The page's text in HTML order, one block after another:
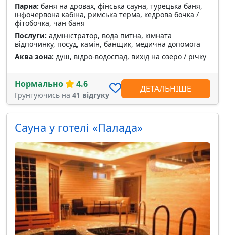
Парна: баня на дровах, фінська сауна, турецька баня,
інфочервона кабіна, римська терма, кедрова бочка /
фітобочка, чан баня
Послуги: адміністратор, вода питна, кімната
відпочинку, посуд, камін, банщик, медична допомога
Аква зона: душ, відро-водоспад, вихід на озеро / річку
Нормально 4.6
Грунтуючись на 41 відгуку
ДЕТАЛЬНІШЕ
Сауна у готелі «Палада»